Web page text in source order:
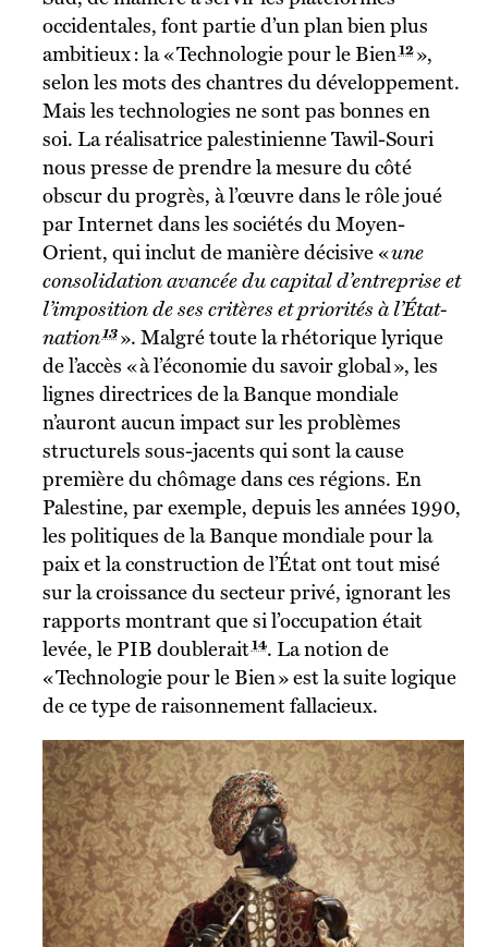
occidentales, font partie d’un plan bien plus
ambitieux : la « Technologie pour le Bien12»,
selon les mots des chantres du développement.
Mais les technologies ne sont pas bonnes en
soi. La réalisatrice palestinienne Tawil-Souri
nous presse de prendre la mesure du côté
obscur du progrès, à l’œuvre dans le rôle joué
par Internet dans les sociétés du Moyen-
Orient, qui inclut de manière décisive «une
consolidation avancée du capital d’entreprise et
l’imposition de ses critères et priorités à l’État-
nation13». Malgré toute la rhétorique lyrique
de l’accès « à l’économie du savoir global », les
lignes directrices de la Banque mondiale
n’auront aucun impact sur les problèmes
structurels sous-jacents qui sont la cause
première du chômage dans ces régions. En
Palestine, par exemple, depuis les années 1990,
les politiques de la Banque mondiale pour la
paix et la construction de l’État ont tout misé
sur la croissance du secteur privé, ignorant les
rapports montrant que si l’occupation était
levée, le PIB doublerait14. La notion de
« Technologie pour le Bien » est la suite logique
de ce type de raisonnement fallacieux.